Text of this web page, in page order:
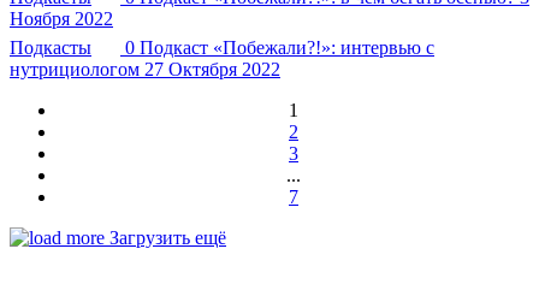
Ноября 2022
Подкасты
0 Подкаст «Побежали?!»: интервью с
нутрициологом 27 Октября 2022
1
2
3
...
7
Загрузить ещё